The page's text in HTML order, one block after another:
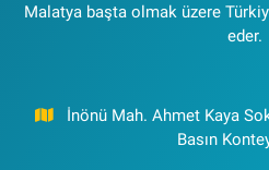
Malatya başta olmak üzere
eder.
İnönü Mah. Ahmet Kaya
Basın